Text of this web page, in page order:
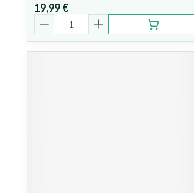
19,99 €
Quantité